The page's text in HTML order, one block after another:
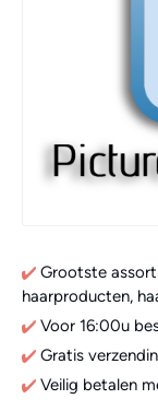
Grootste
haarproducten,
Voor 16:00u
Gratis
Veilig betalen